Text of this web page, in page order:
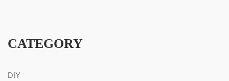
CATEGORY
DIY